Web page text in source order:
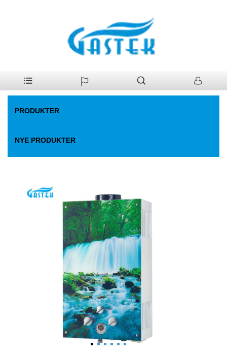
Røggaselektricitetsdrevet
konstant temp. Gasvandvarmer
PRODUKTER
NYE PRODUKTER